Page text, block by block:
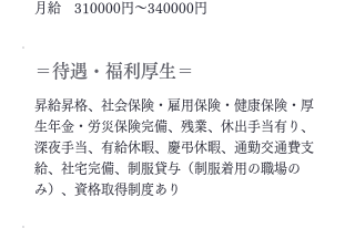
月給 310000円～340000円
＝​待遇・福利厚生＝
昇給昇格、社会保険・雇用保険・健康保険・厚
生年金・労災保険完備、残業、休出手当有り、
深夜手当、有給休暇、慶弔休暇、通勤交通費支
給、社宅完備、制服貸与（制服着用の職場の
み）、資格取得制度あり